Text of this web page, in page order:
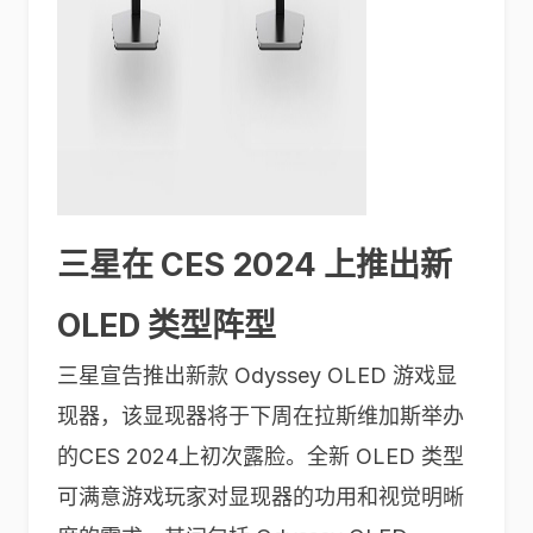
三星在 CES 2024 上推出新
OLED 类型阵型
三星宣告推出新款 Odyssey OLED 游戏显
现器，该显现器将于下周在拉斯维加斯举办
的CES 2024上初次露脸。全新 OLED 类型
可满意游戏玩家对显现器的功用和视觉明晰